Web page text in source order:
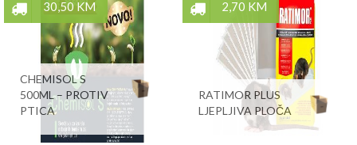
30,50 KM
CHEMISOL S
500ML – PROTIV
PTICA
2,70 KM
RATIMOR PLUS
LJEPLJIVA PLOČA